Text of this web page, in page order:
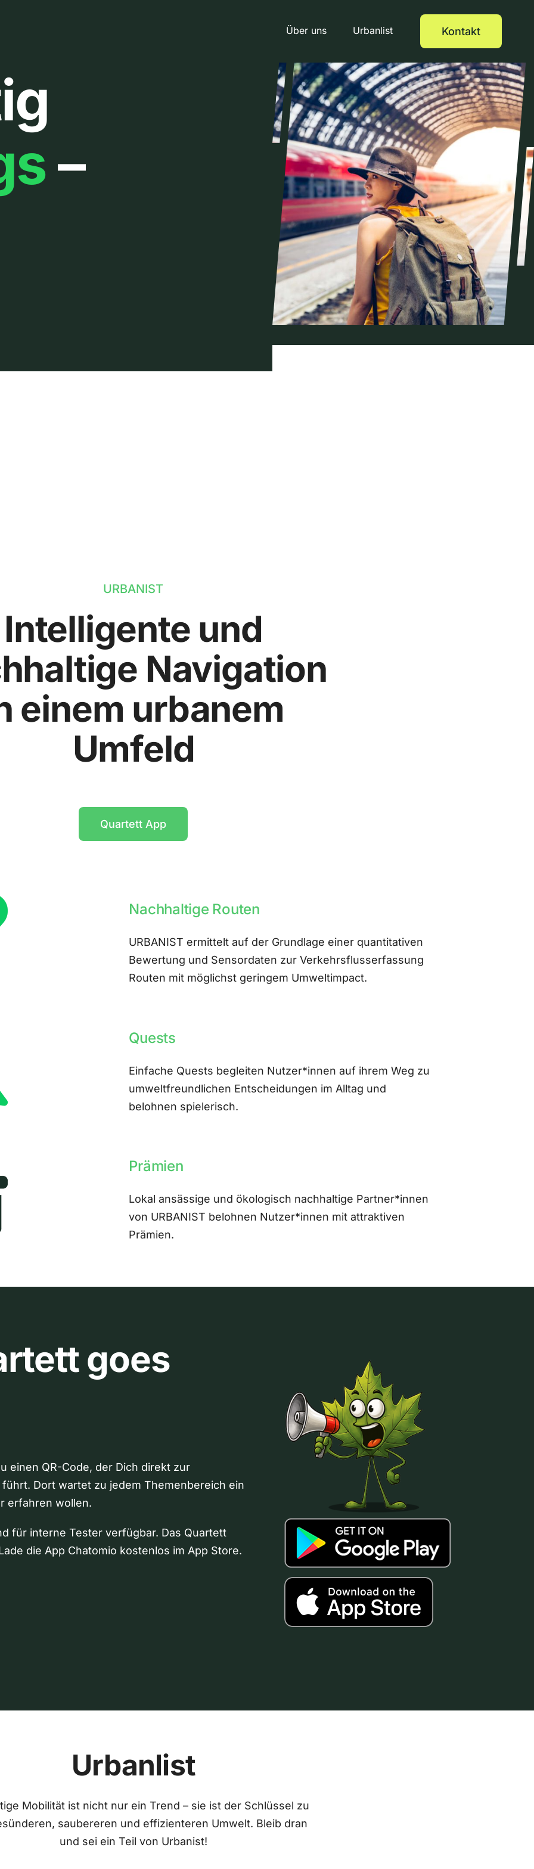
Über uns Urbanlist Kontakt
–
URBANIST
Intelligente und
Navigation
einem urbanem
Umfeld
Quartett App
Nachhaltige Routen
URBANIST ermittelt auf der Grundlage einer quantitativen
Bewertung und Sensordaten zur Verkehrsflusserfassung
Routen mit möglichst geringem Umweltimpact.
Quests
Einfache Quests begleiten Nutzer*innen auf ihrem Weg zu
umweltfreundlichen Entscheidungen im Alltag und
belohnen spielerisch.
Prämien
Lokal ansässige und ökologisch nachhaltige Partner*innen
von URBANIST belohnen Nutzer*innen mit attraktiven
Prämien.
goes
einen QR-Code, der Dich direkt zur
Dort wartet zu jedem Themenbereich ein
erfahren wollen.
für interne Tester verfügbar. Das Quartett
die App Chatomio kostenlos im App Store.
Urbanlist
Mobilität ist nicht nur ein Trend – sie ist der Schlüssel zu
saubereren und effizienteren Umwelt. Bleib dran
und sei ein Teil von Urbanist!